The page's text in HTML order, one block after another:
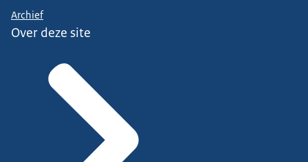
Archief
Over deze site